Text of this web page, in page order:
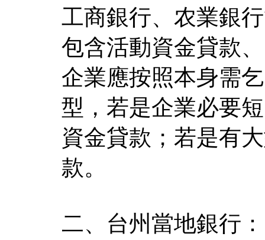
工商銀行、农業銀
包含活動資金貸款
企業應按照本身需
型，若是企業必要
資金貸款；若是有
款。
二、台州當地銀行